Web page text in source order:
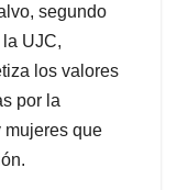
segundo
UJC,
los valores
por la
mujeres que